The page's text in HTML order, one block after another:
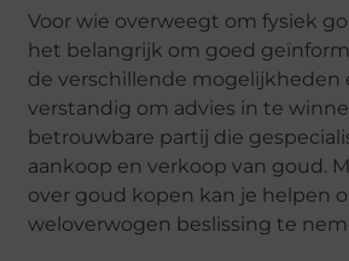
Voor wie overweegt om fysiek
het belangrijk om goed
de verschillende mogelijkheden
verstandig om advies in te
betrouwbare partij die
aankoop en verkoop van goud.
over goud kopen kan je helpen
weloverwogen beslissing te